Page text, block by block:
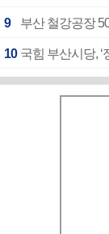
9 부산 철강공장
10